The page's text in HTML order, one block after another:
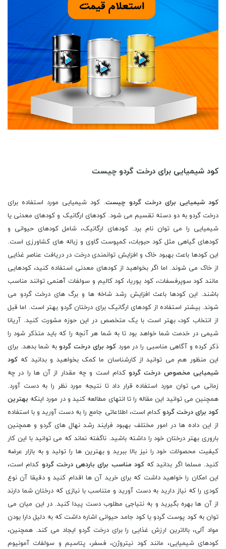
کود شیمیایی برای درخت گردو چیست
کود شیمیایی برای درخت گردو چیست. کود شیمیایی مورد استفاده برای
درخت گردو به دو دسته تقسیم می شود. کودهای ارگانیک و کودهای معدنی یا
شیمیایی را می توان نام برد. کودهای ارگانیک، شامل کودهای حیوانی و
کودهای گیاهی مثل کود حبوبات، کمپوست گاوی و زباله های کشاورزی است.
این کودها باعث بهبود خاک و افزایش توانمندی درخت در دریافت عناصر غذایی
از خاک می شوند. اما اگر بخواهید از کودهای معدنی استفاده کنید، کودهایی
مانند کود سوپرفسفات، کود یوریا، کود کالیم و سولفات آهنمی توانند مناسب
باشند. این کودها باعث افزایش رشد شاخه ها و برگ های درخت گردو می
شوند. بیشتر استفاده از کودهای ارگانیک برای درختان گردو بهتر است. اما قبل
از انتخاب کود، بهتر است با یک متخصص در این حوزه مشورت کنید. آریانا
شیمی در خدمت شما خواهد بود تا به شما هر آنچه را که باید متذکر شود را
ذکر کرده و آگاهی مناسبی را در مورد کود برای درخت گردوبه شما بدهد. برای
این منظور هم می توانید از کارشناسان ما کمک بخواهید و بدانید که کود
شیمیایی مخصوص درخت گردوکدام است و چه مقدار از آن ها را در چه
زمانی می توان مورد استفاده قرار داد تا نتیجه مورد نظر را به دست آورد.
همچنین می توانید این مقاله را تا انتهای مطالعه کنید و در مورد اینکه بهترین
کود برای درخت گردوکدام است، اطلاعاتی جامع را به دست آورید و با استفاده
از این داده ها در امور مختلف بهبود فرایند رشد نهال های گردو و همچنین
باروری بهتر درختان خود را داشته باشید. ناگفته نماند که می توانید با این کار
کیفیت محصولات خود را نیز بالا ببرید و بهترین ها را تولید و به بازار عرضه
کنید. مسلما اگر بدانید کهکود مناسب برای باردهی درخت گردو کدام است،
این امکان را خواهید داشت که برای خرید آن ها اقدام کنید و دقیقا آن نوع
کودی را که نیاز دارید به دست آورید و متناسب با نیازی که درختان شما دارند
از آن ها بهره بگیرید و به نتیاجی مطلوب دست پیدا کنید. در این میان می
توان به کود پوست گردو یا کود جامد حیوانی اشاره داشت که به دلیل دارا بودن
مواد آلی، بالاترین ارزش غذایی را برای درخت گردو ایجاد می کند. همچنین،
کودهای شیمیایی، مانند کود نیتروژن، فسفر، پتاسیم و سولفات آمونیوم